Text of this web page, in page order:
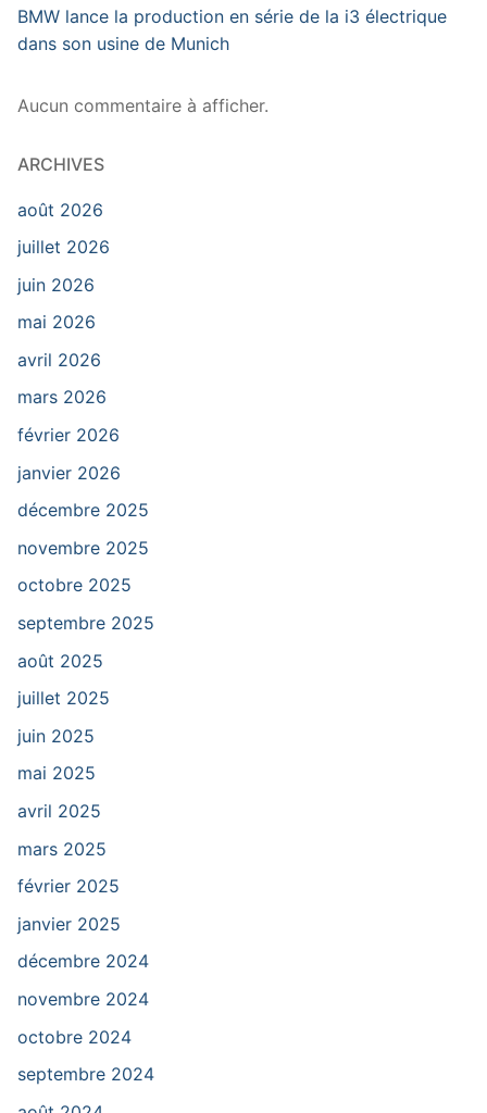
BMW lance la production en série de la i3 électrique
dans son usine de Munich
Aucun commentaire à afficher.
ARCHIVES
août 2026
juillet 2026
juin 2026
mai 2026
avril 2026
mars 2026
février 2026
janvier 2026
décembre 2025
novembre 2025
octobre 2025
septembre 2025
août 2025
juillet 2025
juin 2025
mai 2025
avril 2025
mars 2025
février 2025
janvier 2025
décembre 2024
novembre 2024
octobre 2024
septembre 2024